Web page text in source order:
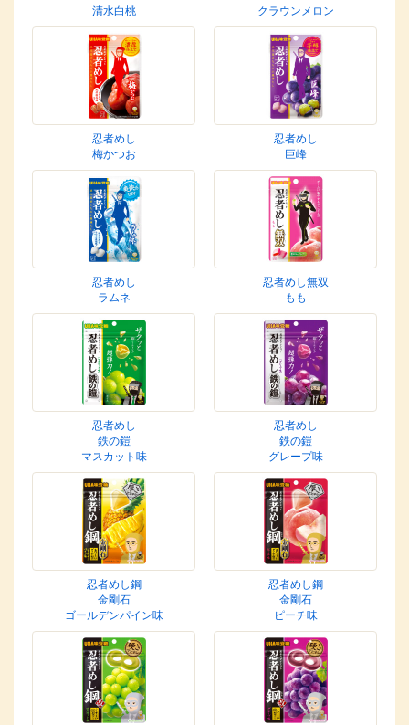
清水白桃
クラウンメロン
忍者めし
梅かつお
忍者めし
巨峰
忍者めし
ラムネ
忍者めし無双
もも
忍者めし
鉄の鎧
マスカット味
忍者めし
鉄の鎧
グレープ味
忍者めし鋼
金剛石
ゴールデンパイン味
忍者めし鋼
金剛石
ピーチ味